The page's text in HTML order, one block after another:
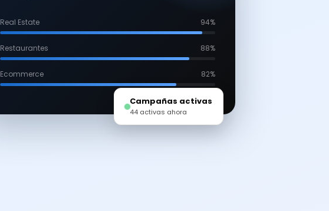
Real Estate 94%
Restaurantes 88%
Ecommerce 82%
Campañas activas
44 activas ahora